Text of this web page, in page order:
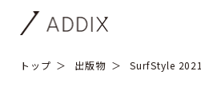
トップ 出版物 SurfStyle 2021